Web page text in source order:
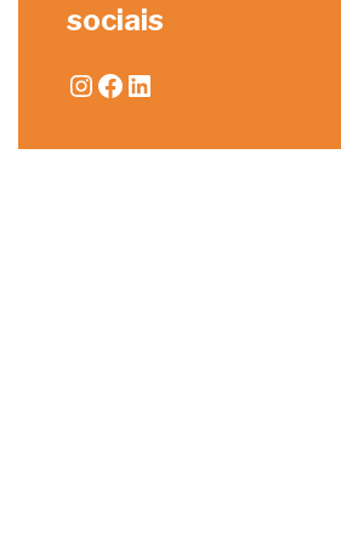
sociais
Instagram
Facebook
LinkedIn